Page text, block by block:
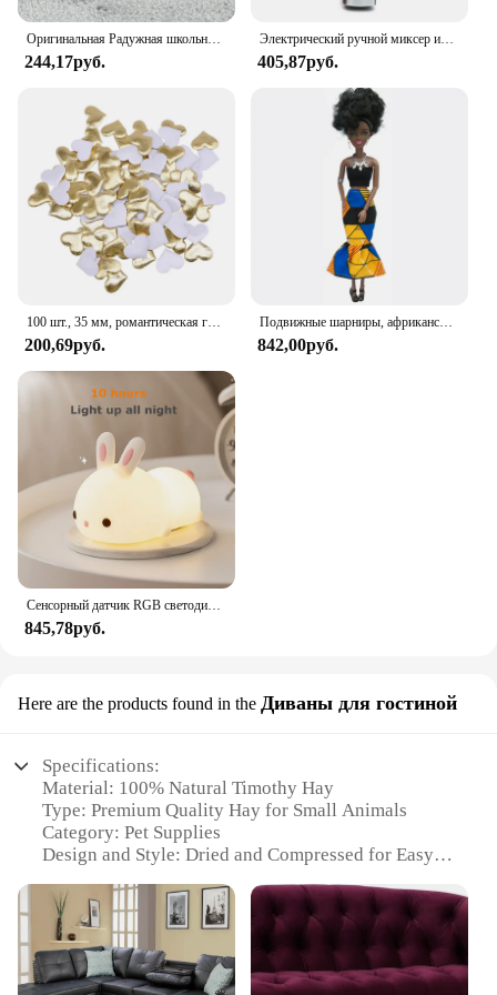
Оригинальная Радужная школьная кукла, можно выбрать обувь, каблук, сапоги, игрушки для девочек «сделай сам»
244,17руб.
Электрический ручной миксер из нержавеющей стали, Легкий Блендер для выпечки и приготовления пищи
405,87руб.
100 шт., 35 мм, романтическая губка, атласная ткань, лепестки в форме сердца, свадебные конфетти, настольная кровать, лепестки в форме сердца, свадебное украшение на день Святого Валентина
200,69руб.
Подвижные шарниры, африканская черная кукла для американских кукол, аксессуары, тело Nudy с одеждой для Барби, игрушка для девочки, ролевая детская игрушка, подарок
842,00руб.
845,78руб.
Here are the products found in the Диваны для гостиной
Specifications:
Material: 100% Natural Timothy Hay
Type: Premium Quality Hay for Small Animals
Category: Pet Supplies
Design and Style: Dried and Compressed for Easy
Usage and Purpose: Nutritious Chewing and
Foraging for Pets
Typical Adaptive Scenario: Suitable for Rabbits,
Guinea Pigs, Chinchillas, and Other Small Animals
Shape or Size or Weight or Quantity: 100g Packs